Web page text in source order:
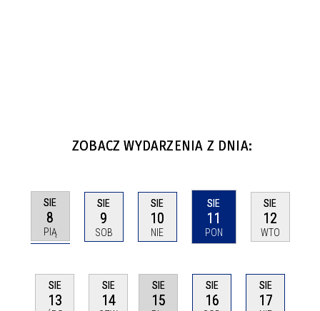
ZOBACZ WYDARZENIA Z DNIA:
SIE
8
PIĄ
SIE
9
SOB
SIE
10
NIE
SIE
11
PON
SIE
12
WTO
SIE
13
SIE
14
SIE
15
SIE
16
SIE
17